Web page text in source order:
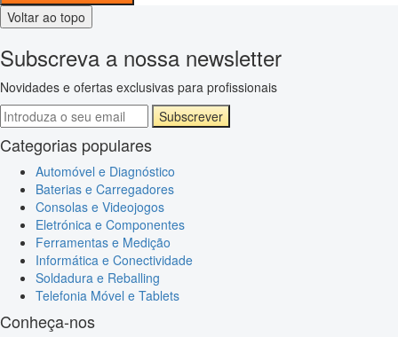
Voltar ao topo
Subscreva a nossa newsletter
Novidades e ofertas exclusivas para profissionais
Subscrever
Categorias populares
Automóvel e Diagnóstico
Baterias e Carregadores
Consolas e Videojogos
Eletrónica e Componentes
Ferramentas e Medição
Informática e Conectividade
Soldadura e Reballing
Telefonia Móvel e Tablets
Conheça-nos